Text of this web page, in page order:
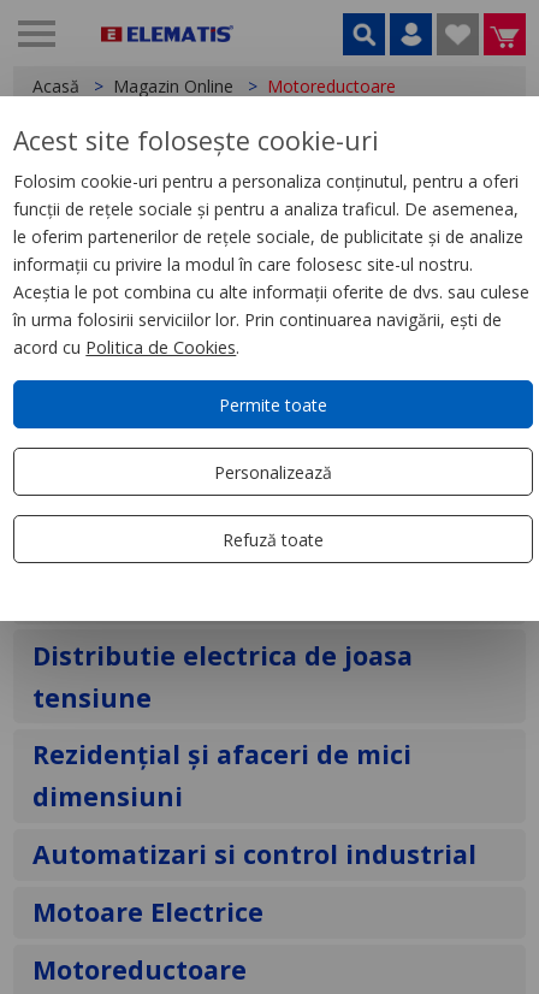
Acasă Magazin Online Motoreductoare
Aparataj ultraterminal
Sigurante automate
Cofrete modulare
Doze
Cabluri
Trasee cabluri
Iluminat
Automatizari și control pentru
Distributie electrica de joasa
tensiune
Rezidențial și afaceri de mici
dimensiuni
Automatizari si control industrial
Motoare Electrice
Motoreductoare
Acest site folosește cookie-uri
Folosim cookie-uri pentru a personaliza conținutul, pentru a oferi
funcții de rețele sociale și pentru a analiza traficul. De asemenea,
le oferim partenerilor de rețele sociale, de publicitate și de analize
informații cu privire la modul în care folosesc site-ul nostru.
Aceștia le pot combina cu alte informații oferite de dvs. sau culese
în urma folosirii serviciilor lor. Prin continuarea navigării, ești de
acord cu Politica de Cookies.
Permite toate
Personalizează
Refuză toate